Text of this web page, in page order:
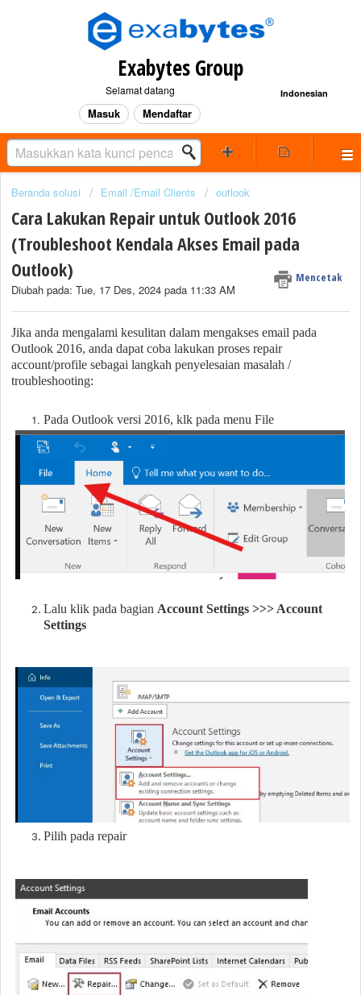
Exabytes Group
Indonesian
Selamat datang
Masuk Mendaftar
Beranda solusi Email /Email Clients outlook
Cara Lakukan Repair untuk Outlook 2016
(Troubleshoot Kendala Akses Email pada
Outlook)
Mencetak
Diubah pada: Tue, 17 Des, 2024 pada 11:33 AM
Jika anda mengalami kesulitan dalam mengakses email pada
Outlook 2016, anda dapat coba lakukan proses repair
account/profile sebagai langkah penyelesaian masalah /
troubleshooting:
Pada Outlook versi 2016, klk pada menu File
Lalu klik pada bagian Account Settings >>> Account
Settings
Pilih pada repair